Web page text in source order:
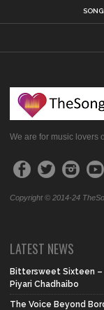
We are for music lovers
Copyright © 2014-24
LATEST NEWS
Bittersweet Sixteen –
Piyari Chadhaibo
The Voice Beyond